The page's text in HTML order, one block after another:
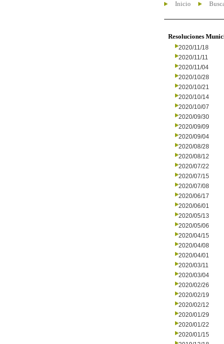
Inicio
Resoluciones
2020/11/18
2020/11/11
2020/11/04
2020/10/28
2020/10/21
2020/10/14
2020/10/07
2020/09/30
2020/09/09
2020/09/04
2020/08/28
2020/08/12
2020/07/22
2020/07/15
2020/07/08
2020/06/17
2020/06/01
2020/05/13
2020/05/06
2020/04/15
2020/04/08
2020/04/01
2020/03/11
2020/03/04
2020/02/26
2020/02/19
2020/02/12
2020/01/29
2020/01/22
2020/01/15